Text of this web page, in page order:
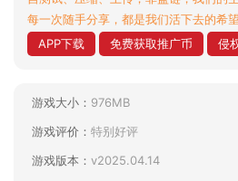
每一次随手分享，都是我们活下去的希
APP下载
免费获取推广币 侵
游戏大小： 976MB
游戏评价： 特别好评
游戏版本： v2025.04.14